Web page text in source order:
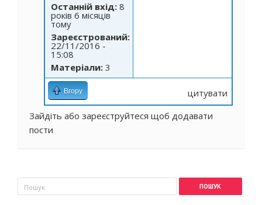
Останній вхід: 8
років 6 місяців
тому
Зареєстрований:
22/11/2016 -
15:08
Матеріали: 3
Вгору
цитувати
Зайдіть або зареєструйтеся щоб додавати
пости
Пошукова форма
Пошук